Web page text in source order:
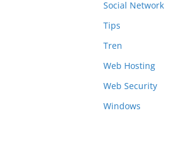
Social Network
Tips
Tren
Web Hosting
Web Security
Windows